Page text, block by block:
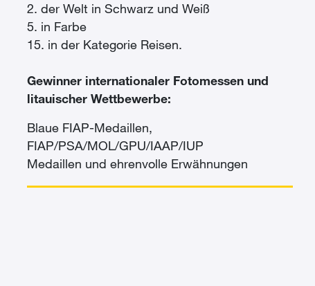
2. der Welt in Schwarz und Weiß
5. in Farbe
15. in der Kategorie Reisen.
Gewinner internationaler Fotomessen und
litauischer Wettbewerbe:
Blaue FIAP-Medaillen,
FIAP/PSA/MOL/GPU/IAAP/IUP
Medaillen und ehrenvolle Erwähnungen